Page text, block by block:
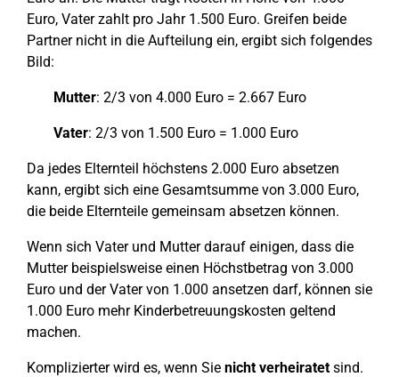
Euro, Vater zahlt pro Jahr 1.500 Euro. Greifen beide
Partner nicht in die Aufteilung ein, ergibt sich folgendes
Bild:
Mutter: 2/3 von 4.000 Euro = 2.667 Euro
Vater: 2/3 von 1.500 Euro = 1.000 Euro
Da jedes Elternteil höchstens 2.000 Euro absetzen
kann, ergibt sich eine Gesamtsumme von 3.000 Euro,
die beide Elternteile gemeinsam absetzen können.
Wenn sich Vater und Mutter darauf einigen, dass die
Mutter beispielsweise einen Höchstbetrag von 3.000
Euro und der Vater von 1.000 ansetzen darf, können sie
1.000 Euro mehr Kinderbetreuungskosten geltend
machen.
Komplizierter wird es, wenn Sie nicht verheiratetsind.